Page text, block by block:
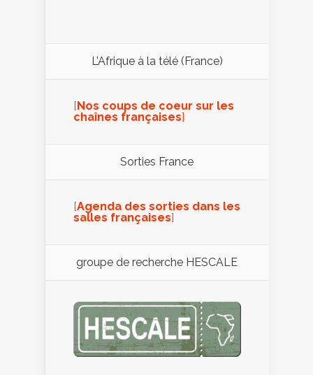
L’Afrique à la télé (France)
[ Nos coups de coeur sur les
chaînes françaises]
Sorties France
[Agenda des sorties dans les
salles françaises]
groupe de recherche HESCALE